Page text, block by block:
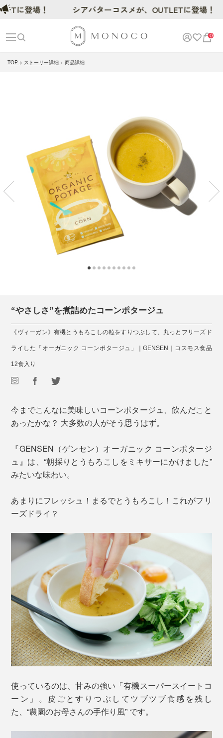
0
TOP ストーリー詳細 商品詳細
“やさしさ”を煮詰めたコーンポタージュ
《ヴィーガン》有機とうもろこしの粒をすりつぶして、丸っとフリーズド
ライした「オーガニック コーンポタージュ」｜GENSEN｜コスモス食品
12食入り
今までこんなに美味しいコーンポタージュ、飲んだこと
あったかな？ 大多数の人がそう思うはず。
『GENSEN（ゲンセン）オーガニック コーンポタージ
ュ』は、“朝採りとうもろこしをミキサーにかけました”
みたいな味わい。
あまりにフレッシュ！まるでとうもろこし！これがフリ
ーズドライ？
使っているのは、甘みの強い「有機スーパースイートコ
ーン」。皮ごとすりつぶしてツブツブ食感を残し
た、“農園のお母さんの手作り風” です。
登場！ シアバターコスメが、OUTLETに登場！